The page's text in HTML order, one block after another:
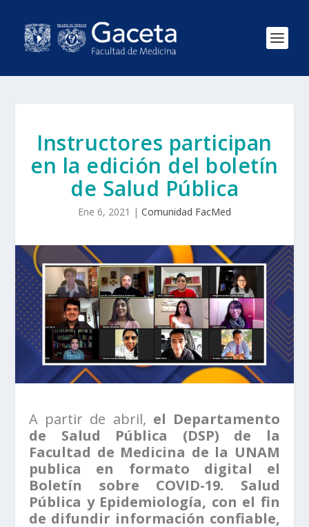
Instructores participan
en la edición del boletín
de Salud Pública
Ene 6, 2021 | Comunidad FacMed
A partir de abril, el Departamento
de Salud Pública (DSP) de la
Facultad de Medicina de la UNAM
publica en formato digital el
Boletín sobre COVID-19. Salud
Pública y Epidemiología, con el fin
de difundir información confiable,